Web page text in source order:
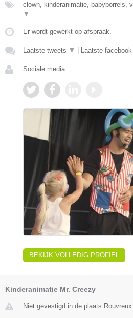
clown, kinderanimatie, babyborrels,
▼
Er wordt gewerkt op afspraak.
Laatste tweets ▼ Laatste
Sociale media:
BEKIJK VOLLEDIG PROFIEL
Kinderanimatie Mr. Creezy
Niet gevestigd in de plaats